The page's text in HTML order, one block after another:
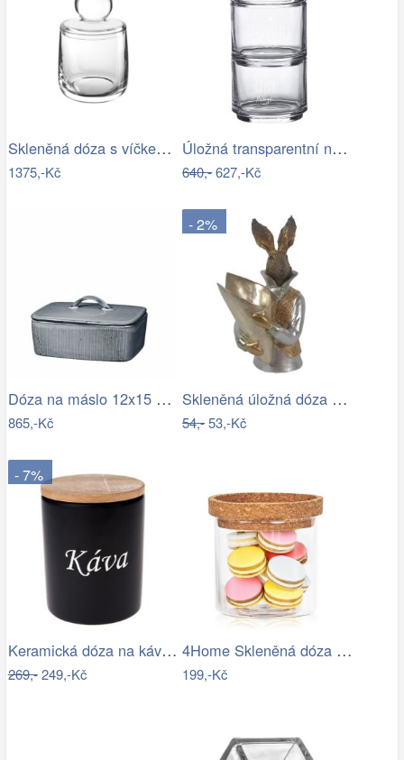
Skleněná dóza s víčkem výška 21,2 cm…
1375,-Kč
Úložná transparentní nádoba dóza s…
640,-627,-Kč
Dóza na máslo 12x15 cm Broste NORDIC…
865,-Kč
- 2%
Skleněná úložná dóza se srdíčkem a…
54,-53,-Kč
- 7%
Keramická dóza na kávu, 10 x 13 x 10 cm
269,-249,-Kč
4Home Skleněná dóza na potraviny s…
199,-Kč